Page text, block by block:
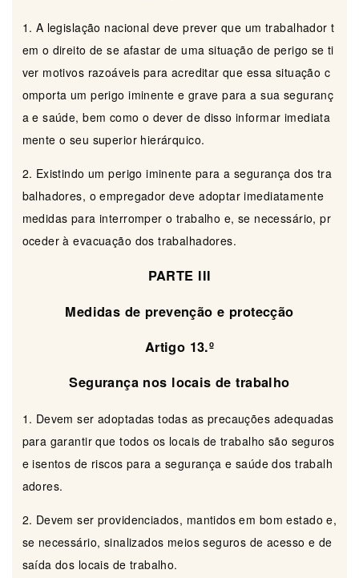
1. A legislação nacional deve prever que um trabalhador t
em o direito de se afastar de uma situação de perigo se ti
ver motivos razoáveis para acreditar que essa situação c
omporta um perigo iminente e grave para a sua seguranç
a e saúde, bem como o dever de disso informar imediata
mente o seu superior hierárquico.
2. Existindo um perigo iminente para a segurança dos tra
balhadores, o empregador deve adoptar imediatamente
medidas para interromper o trabalho e, se necessário, pr
oceder à evacuação dos trabalhadores.
PARTE III
Medidas de prevenção e protecção
Artigo 13.º
Segurança nos locais de trabalho
1. Devem ser adoptadas todas as precauções adequadas
para garantir que todos os locais de trabalho são seguros
e isentos de riscos para a segurança e saúde dos trabalh
adores.
2. Devem ser providenciados, mantidos em bom estado e,
se necessário, sinalizados meios seguros de acesso e de
saída dos locais de trabalho.